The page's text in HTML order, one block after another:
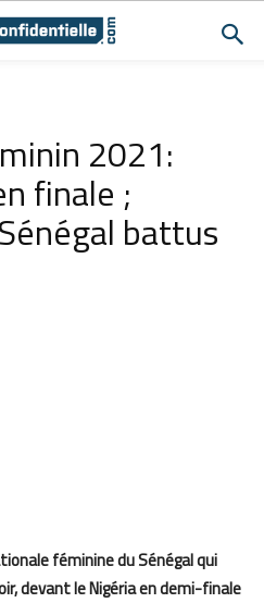
2021:
finale ;
battus
féminine du Sénégal qui
devant le Nigéria en demi-finale